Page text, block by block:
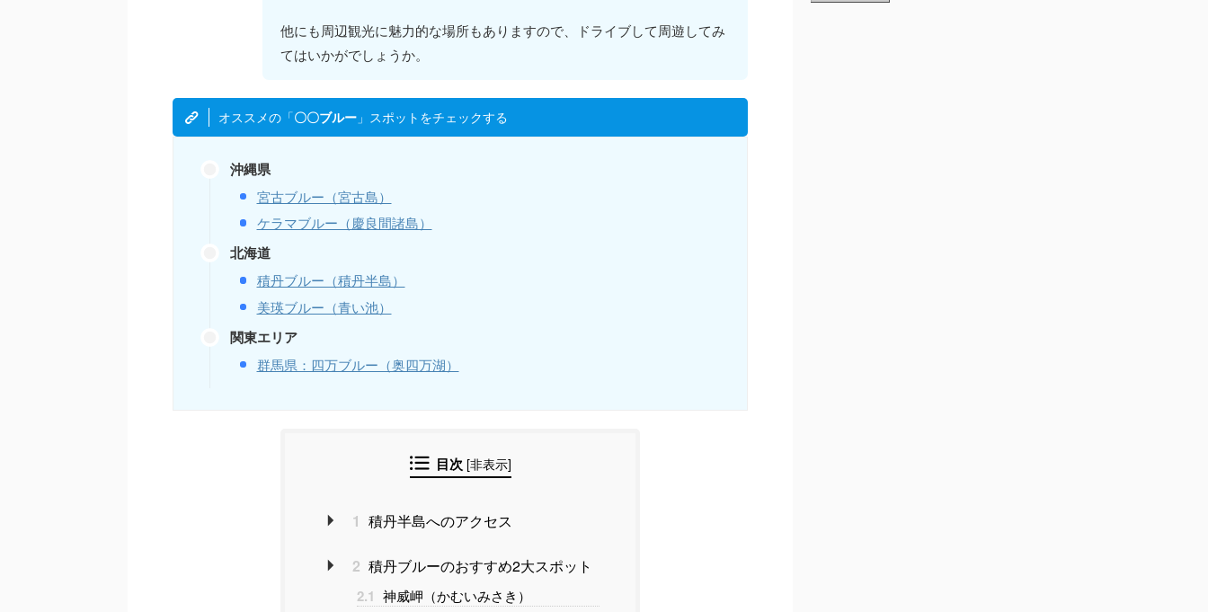
他にも周辺観光に魅力的な場所もありますので、ドライブして周遊してみ
てはいかがでしょうか。
オススメの「〇〇ブルー」スポットをチェックする
沖縄県
宮古ブルー（宮古島）
ケラマブルー（慶良間諸島）
北海道
積丹ブルー（積丹半島）
美瑛ブルー（青い池）
関東エリア
群馬県：四万ブルー（奥四万湖）
目次 [非表示]
1 積丹半島へのアクセス
2 積丹ブルーのおすすめ2大スポット
2.1 神威岬（かむいみさき）